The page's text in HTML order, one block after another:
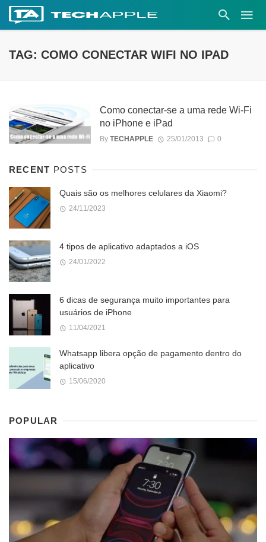
TAG: COMO CONECTAR WIFI NO IPAD
Como conectar-se a uma rede Wi-Fi
no iPhone e iPad
By TECHAPPLE 25/01/2013 0
RECENT POSTS
Quais são os melhores celulares da Xiaomi?
24/11/2023
4 tipos de aplicativo adaptados a iOS
24/01/2022
6 dicas de segurança muito importantes para
usuários de iPhone
11/04/2021
Whatsapp libera opção de pagamento dentro do
aplicativo
15/06/2020
POPULAR